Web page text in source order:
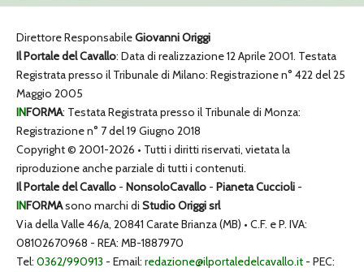
Direttore ResponsabileGiovanni Origgi
Il Portale del Cavallo: Data di realizzazione 12 Aprile 2001. Testata
Registrata presso il Tribunale di Milano: Registrazione n° 422 del 25
Maggio 2005
INFORMA: Testata Registrata presso il Tribunale di Monza:
Registrazione n° 7 del 19 Giugno 2018
Copyright © 2001-2026 • Tutti i diritti riservati, vietata la
riproduzione anche parziale di tutti i contenuti.
Il Portale del Cavallo - NonsoloCavallo - Pianeta Cuccioli -
INFORMAsono marchi di Studio Origgi srl
Via della Valle 46/a, 20841 Carate Brianza (MB) • C.F. e P. IVA:
08102670968 - REA: MB-1887970
Tel: 0362/990913 - Email: redazione@ilportaledelcavallo.it - PEC: